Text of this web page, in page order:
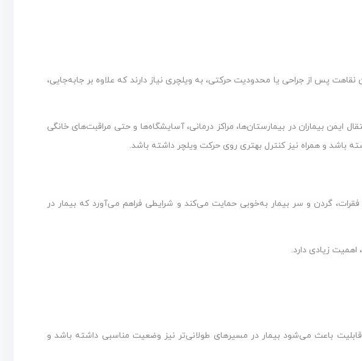
پس از جراحی یا محدودیت حرکتی، به ویلچری نیاز دارند که علاوه بر جابه‌جایی،
ایمن بیماران در بیمارستان‌ها، مراکز درمانی، آسایشگاه‌ها و حتی مراقبت‌های خانگی
و همراه نیز کنترل بهتری روی حرکت ویلچر داشته باشد.
گردن و سر بیمار به‌خوبی حمایت می‌کند و شرایطی فراهم می‌آورد که بیمار در
اهمیت زیادی دارد.
باعث می‌شود بیمار در مسیرهای طولانی‌تر نیز وضعیت مناسبی داشته باشد و